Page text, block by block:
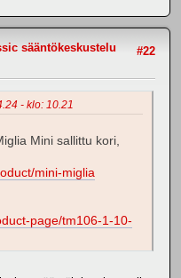
#22
sääntökeskustelu
- klo: 10.21
Mini sallittu kori,
mini-miglia
page/tm106-1-10-